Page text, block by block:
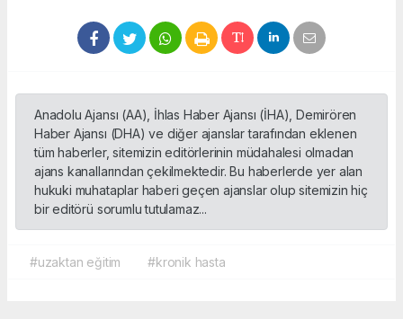
Anadolu Ajansı (AA), İhlas Haber Ajansı (İHA), Demirören
Haber Ajansı (DHA) ve diğer ajanslar tarafından eklenen
tüm haberler, sitemizin editörlerinin müdahalesi olmadan
ajans kanallarından çekilmektedir. Bu haberlerde yer alan
hukuki muhataplar haberi geçen ajanslar olup sitemizin hiç
bir editörü sorumlu tutulamaz...
#uzaktan eğitim #kronik hasta